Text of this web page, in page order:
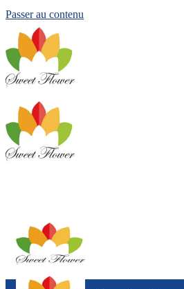
Passer au contenu